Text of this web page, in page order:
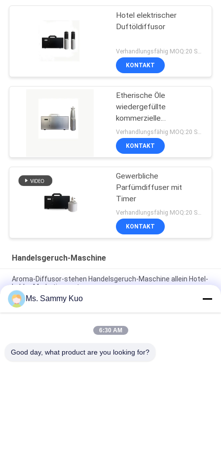
Hotel elektrischer
Duftöldiffusor
Verhandlungsfähig MOQ:20 Stücke
KONTAKT
Etherische Öle
wiedergefüllte
kommerzielle
Duftmaschine
Verhandlungsfähig MOQ:20 Stücke
KONTAKT
Gewerbliche
Parfümdiffuser mit
Timer
KONTAKT
Handelsgeruch-Maschine
Aroma-Diffusor-stehen Handelsgeruch-Maschine allein Hotel-
Lobby-Marketingsystem
HVAC-Handelsgeruch-Maschine eingebauter Entwurf des
Mikroreglers 150ml kleiner luxuriöser
220V Handelsmaschine geruch silberner Aluminium-1000 m2
Ms. Sammy Kuo
6:30 AM
Good day, what product are you looking for?